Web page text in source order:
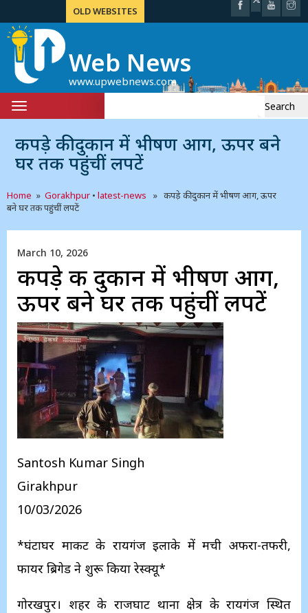
OLD WEBSITES
Web News
www.upwebnews.com
Toggle
navigation
कपड़े की दुकान में भीषण आग, ऊपर बने
घर तक पहुंचीं लपटें
Home » Gorakhpur • latest-news » कपड़े की दुकान में भीषण आग, ऊपर
बने घर तक पहुंचीं लपटें
March 10, 2026
कपड़े की दुकान में भीषण आग,
ऊपर बने घर तक पहुंचीं लपटें
Santosh Kumar Singh
Girakhpur
10/03/2026
*घंटाघर मार्केट के रायगंज इलाके में मची अफरा-तफरी,
फायर ब्रिगेड ने शुरू किया रेस्क्यू*
गोरखपुर। शहर के राजघाट थाना क्षेत्र के रायगंज स्थित